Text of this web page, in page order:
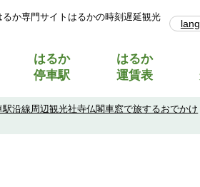
か専門サイトはるかの時刻遅延観光
はるか
停車駅
はるか
運賃表
沿線周辺観光社寺仏閣車窓で旅するおでかけ